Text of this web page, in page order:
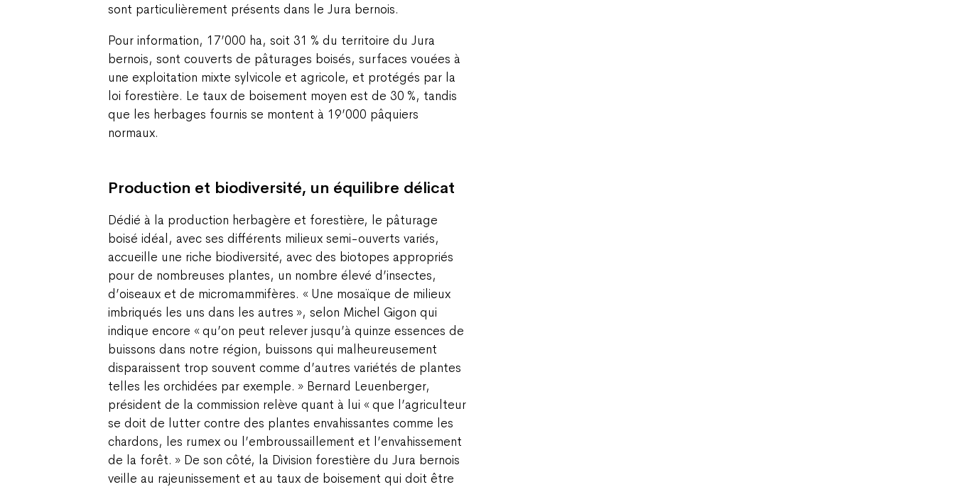
sont particulièrement présents dans le Jura bernois.
Pour information, 17’000 ha, soit 31 % du territoire du Jura
bernois, sont couverts de pâturages boisés, surfaces vouées à
une exploitation mixte sylvicole et agricole, et protégés par la
loi forestière. Le taux de boisement moyen est de 30 %, tandis
que les herbages fournis se montent à 19’000 pâquiers
normaux.
Production et biodiversité, un équilibre délicat
Dédié à la production herbagère et forestière, le pâturage
boisé idéal, avec ses différents milieux semi-ouverts variés,
accueille une riche biodiversité, avec des biotopes appropriés
pour de nombreuses plantes, un nombre élevé d’insectes,
d’oiseaux et de micromammifères. « Une mosaïque de milieux
imbriqués les uns dans les autres », selon Michel Gigon qui
indique encore « qu’on peut relever jusqu’à quinze essences de
buissons dans notre région, buissons qui malheureusement
disparaissent trop souvent comme d’autres variétés de plantes
telles les orchidées par exemple. » Bernard Leuenberger,
président de la commission relève quant à lui « que l’agriculteur
se doit de lutter contre des plantes envahissantes comme les
chardons, les rumex ou l’embroussaillement et l’envahissement
de la forêt. » De son côté, la Division forestière du Jura bernois
veille au rajeunissement et au taux de boisement qui doit être